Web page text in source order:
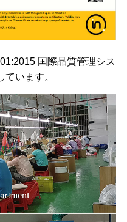
国際品質管理シス
います。